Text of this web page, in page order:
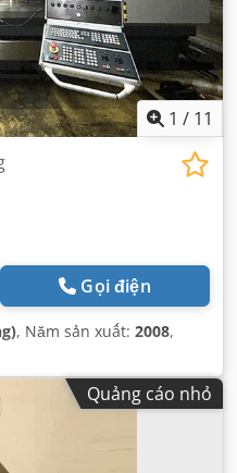
1 / 11
Gọi điện
, Năm sản xuất: 2008,
Quảng cáo nhỏ